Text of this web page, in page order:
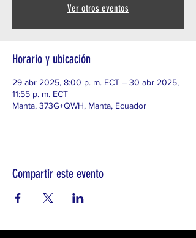
Ver otros eventos
Horario y ubicación
29 abr 2025, 8:00 p. m. ECT – 30 abr 2025,
11:55 p. m. ECT
Manta, 373G+QWH, Manta, Ecuador
Compartir este evento